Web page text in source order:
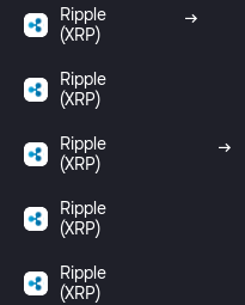
Ripple
(XRP)
Ripple
(XRP)
Ripple
(XRP)
Ripple
(XRP)
Ripple
(XRP)